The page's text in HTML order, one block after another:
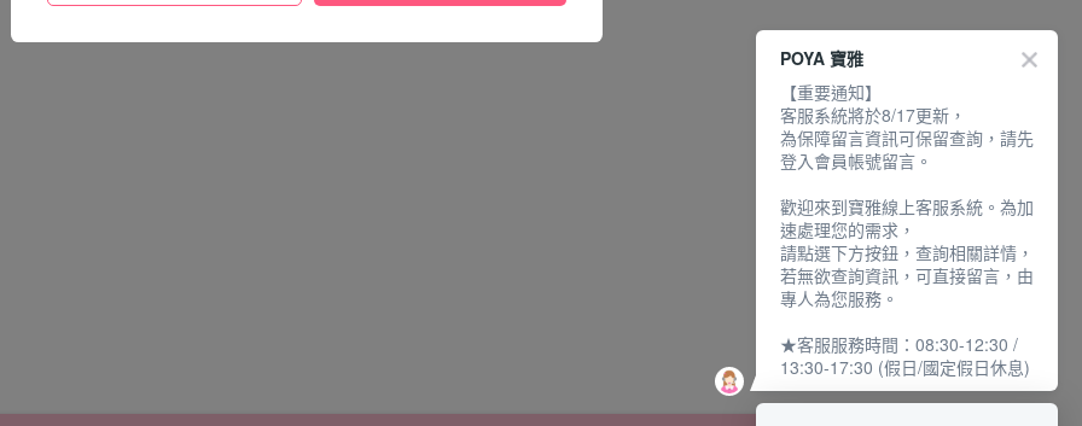
POYA 寶雅
【重要通知】
客服系統將於8/17更新，
為保障留言資訊可保留查詢，請先
登入會員帳號留言。
歡迎來到寶雅線上客服系統。為加
速處理您的需求，
請點選下方按鈕，查詢相關詳情，
若無欲查詢資訊，可直接留言，由
專人為您服務。
★客服服務時間：08:30-12:30 /
13:30-17:30 (假日/國定假日休息)